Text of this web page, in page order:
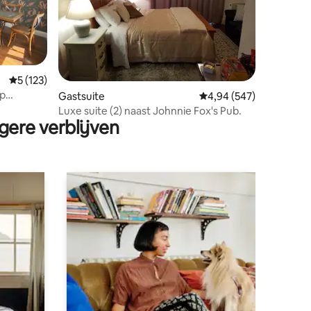
Gemiddelde beoordeling van 5 op 5, 123 recensies
5 (123)
Gastsuite Gemiddelde
4,94 (547)
Luxe suite (2) naast Johnnie Fox's Pub.
verblijven